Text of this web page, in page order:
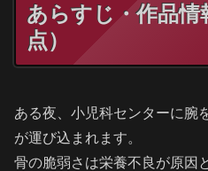
あらすじ・作品情
点）
ある夜、小児科センターに腕
が運び込まれます。
骨の脆弱さは栄養不良が原因